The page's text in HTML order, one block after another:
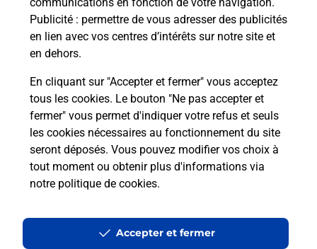
Publicité : permettre de vous adresser des publicités
en lien avec vos centres d’intérêts sur notre site et
en dehors.
En cliquant sur "Accepter et fermer" vous acceptez
tous les cookies. Le bouton "Ne pas accepter et
fermer" vous permet d'indiquer votre refus et seuls
les cookies nécessaires au fonctionnement du site
seront déposés. Vous pouvez modifier vos choix à
tout moment ou obtenir plus d'informations via
notre politique de cookies.
Accepter et fermer
Envoyer un colis
Vous souhaitez envoyer un colis depuis : EGLY
(91520) ? Découvrez toutes les solutions
En savoir plus
Questions fréquemment posées
La téléassistance classique avec